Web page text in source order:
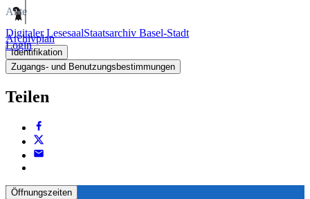
Digitaler LesesaalStaatsarchiv Basel-Stadt
Login
Akte
Archivplan
Identifikation
Zugangs- und Benutzungsbestimmungen
Teilen
Öffnungszeiten